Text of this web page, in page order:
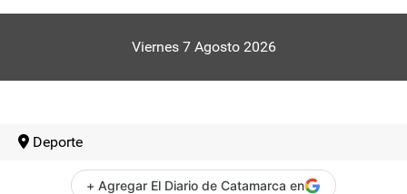
Viernes 7 Agosto 2026
Deporte
+ Agregar El Diario de Catamarca en